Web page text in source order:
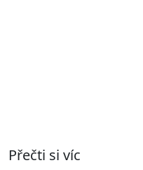
Přečti si víc